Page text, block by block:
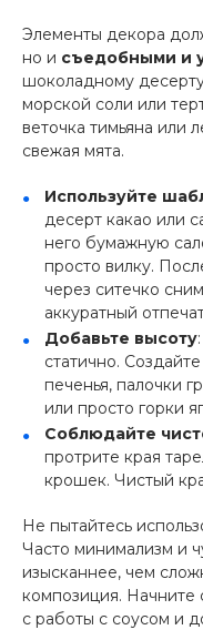
Элементы декора
но и съедобными и
шоколадному
морской соли или
веточка тимьяна или
свежая мята.
Используйте
десерт какао или
него бумажную
просто вилку.
через ситечко
аккуратный
Добавьте высоту
статично.
печенья, палочки
или просто горки
Соблюдайте
протрите края
крошек. Чистый
Не пытайтесь
Часто минимализм и
изысканнее, чем
композиция. Начните
с работы с соусом и